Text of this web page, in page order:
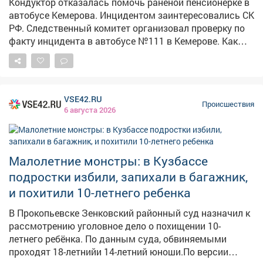
автобусе Кемерова. Инцидентом заинтересовались СК
РФ. Следственный комитет организовал проверку по
факту инцидента в автобусе №111 в Кемерове. Как
сообщает Информационный центр СК России, 4
августа около 10:35 дверь автобуса зажала руку
спичечный коробок иначалось сильное кровотечение.
Пассажиры попросили кондуктора дать аптечку и
остановить автобус у травмпункта, но, по их данным,
получили грубый отказ. Кондуктор якобы заявила, что
в случившемся виноваты сами пассажиры. Людям
пришлось самостоятельно перевязывать рану
подручными средствами – даже бинта им не дали.
Председатель Следственного комитета Александр
Бастрыкин поручил и.о. руководителя кузбасского
управления Александру Кустову доложить о
результатах проверки. Исполнение поручения
поставлено на контроль в центральном аппарате
VSE42.RU
6 августа 2026
Происшествия
Малолетние монстры: в Кузбассе
подростки избили, запихали в багажник,
и похитили 10-летнего ребенка
В Прокопьевске Зенковский районный суд назначил к
рассмотрению уголовное дело о похищении 10-
летнего ребёнка. По данным суда, обвиняемыми
проходят 18-летнийи 14-летний юноши.По версии